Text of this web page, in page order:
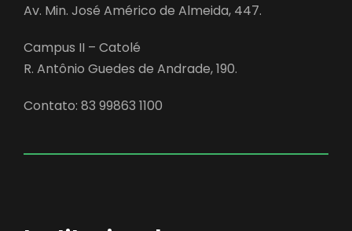
Av. Min. José Américo de Almeida, 447.
Campus II – Catolé
R. Antônio Guedes de Andrade, 190.
Contato: 83 99863 1100